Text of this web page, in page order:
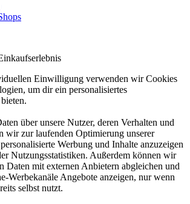
Einwilligung verwenden wir Cookies
um dir ein personalisiertes
über unsere Nutzer, deren Verhalten und
wir zur laufenden Optimierung unserer
Werbung und Inhalte anzuzeigen
Nutzungsstatistiken. Außerdem können wir
Daten mit externen Anbietern abgleichen und
Werbekanäle Angebote anzeigen, nur wenn
selbst nutzt.